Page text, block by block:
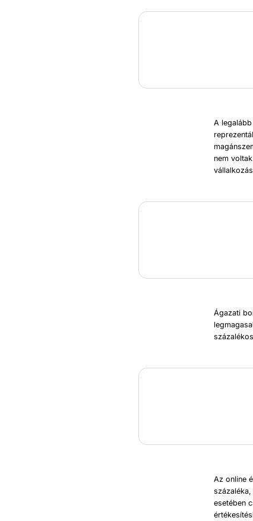
A
nem
Ágazati
Az online
esetében